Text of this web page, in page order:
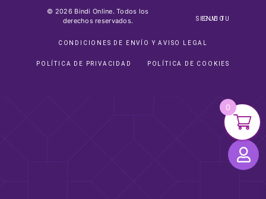
© 2026 Bindi Online. Todos los
derechos reservados.
SIGUE TU ENVIO
CONDICIONES DE ENVÍO Y AVISO LEGAL
POLÍTICA DE PRIVACIDAD POLÍTICA DE COOKIES
0